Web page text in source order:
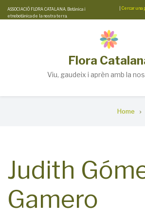
Skip
to
ASSOCIACIÓ FLORA CATALANA. Botànica i
etnobotànica de la nostra terra.
Cercar una
Flora
Viu, gaudeix i aprèn amb la
Home
Judith
Gamero